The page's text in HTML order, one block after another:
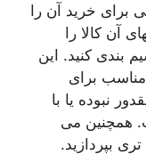
برای خرید آن را
آن کالا را
بندی کنید. این
مناسب برای
نبوده یا با
همچنین می
بپردازید.